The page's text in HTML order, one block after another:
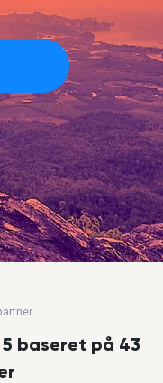
baseret på 43